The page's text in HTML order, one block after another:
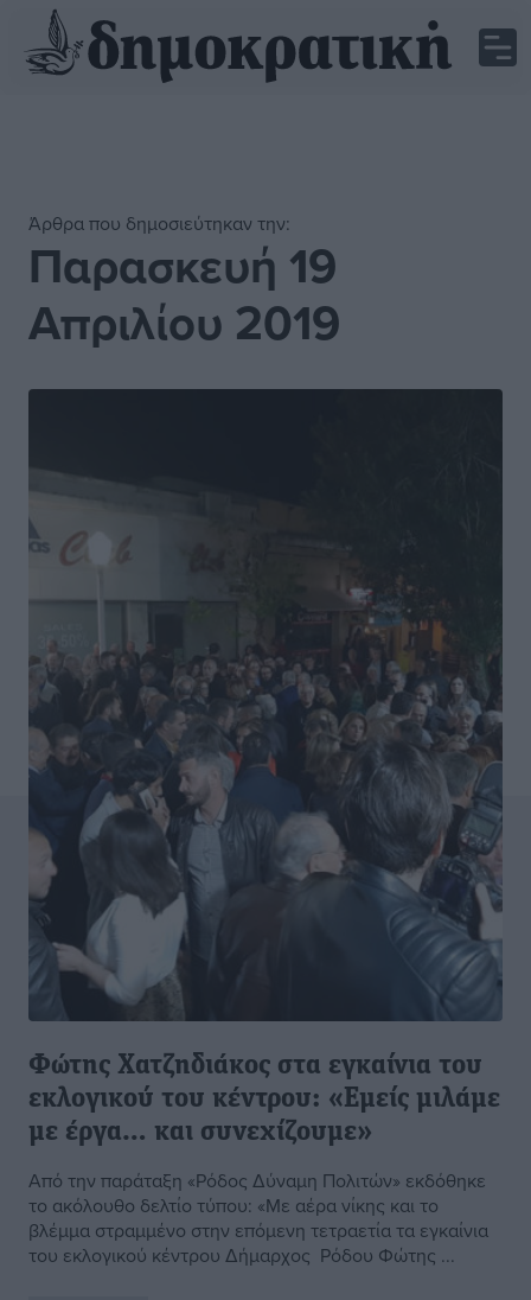
Άρθρα που δημοσιεύτηκαν την:
Παρασκευή 19
Απριλίου 2019
Φώτης Χατζηδιάκος στα εγκαίνια του
εκλογικού του κέντρου: «Εμείς μιλάμε
με έργα… και συνεχίζουμε»
Από την παράταξη «Ρόδος Δύναμη Πολιτών» εκδόθηκε
το ακόλουθο δελτίο τύπου: «Με αέρα νίκης και το
βλέμμα στραμμένο στην επόμενη τετραετία τα εγκαίνια
του εκλογικού κέντρου Δήμαρχος Ρόδου Φώτης ...